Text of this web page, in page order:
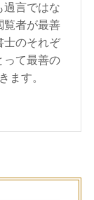
過言ではな
覧者が最善
士のそれぞ
って最善の
ます。